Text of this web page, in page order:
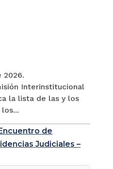
2026.
Interinstitucional
la lista de las y los
de
Judiciales –